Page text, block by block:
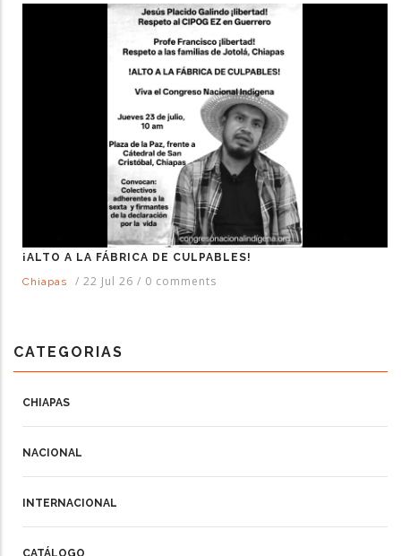
¡ALTO A LA FÁBRICA DE CULPABLES!
Chiapas
/ 22 Jul 26 / 0 comments
CATEGORIAS
CHIAPAS
NACIONAL
INTERNACIONAL
CATÁLOGO